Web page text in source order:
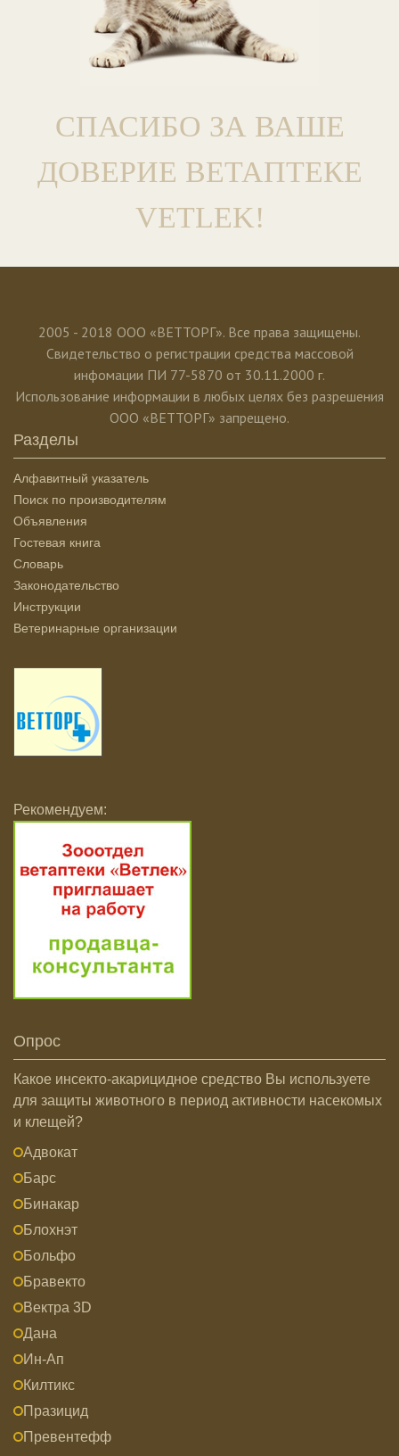
СПАСИБО ЗА ВАШЕ
ДОВЕРИЕ ВЕТАПТЕКЕ
VETLEK!
2005 - 2018 ООО «ВЕТТОРГ». Все права защищены.
Свидетельство о регистрации средства массовой
инфомации ПИ 77-5870 от 30.11.2000 г.
Использование информации в любых целях без разрешения
ООО «ВЕТТОРГ» запрещено.
Разделы
Алфавитный указатель
Поиск по производителям
Объявления
Гостевая книга
Словарь
Законодательство
Инструкции
Ветеринарные организации
Рекомендуем:
Опрос
Какое инсекто-акарицидное средство Вы используете
для защиты животного в период активности насекомых
и клещей?
Адвокат
Барс
Бинакар
Блохнэт
Больфо
Бравекто
Вектра 3D
Дана
Ин-Ап
Килтикс
Празицид
Превентефф